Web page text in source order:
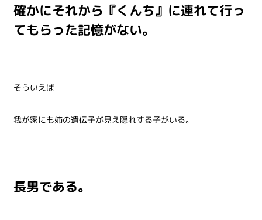
確かにそれから『くんち』に連れて行っ
てもらった記憶がない。
そういえば
我が家にも姉の遺伝子が見え隠れする子がいる。
長男である。